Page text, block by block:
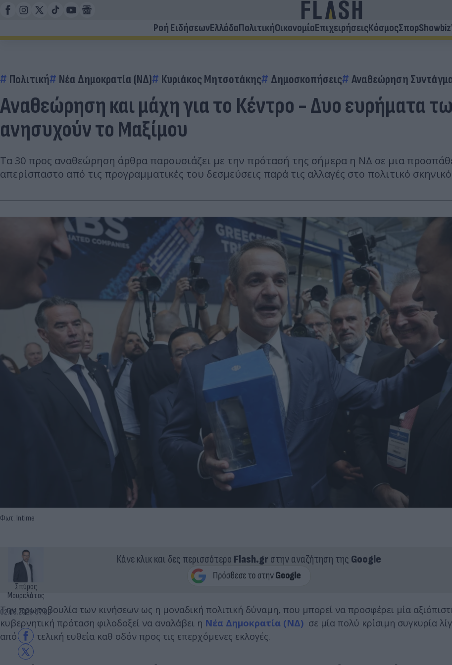
Ροή ΕιδήσεωνΕλλάδαΠολιτικήΟικονομίαΕπιχειρήσειςΚόσμοςΣπορShowbiz
Πολιτική Νέα Δημοκρατία (ΝΔ) Κυριάκος Μητσοτάκης Δημοσκοπήσεις Αναθεώρηση
Αναθεώρηση και μάχη για το Κέντρο - Δυο ευρήματα
ανησυχούν το Μαξίμου
Τα 30 προς αναθεώρηση άρθρα παρουσιάζει με την πρότασή της σήμερα η ΝΔ σε μια
απερίσπαστο από τις προγραμματικές του δεσμεύσεις παρά τις αλλαγές στο πολιτικό
Φωτ. Intime
Σπύρος
Μουρελάτος
02.06.2026 07:00
Κάνε κλικ και δες περισσότερο Flash.grστην αναζήτηση της Google
Την πρωτοβουλία των κινήσεων ως η μοναδική πολιτική δύναμη, που μπορεί να προσφέρει μία
κυβερνητική πρόταση φιλοδοξεί να αναλάβει η Νέα Δημοκρατία (ΝΔ) σε μία πολύ κρίσιμη συγκυρία
από την τελική ευθεία καθ οδόν προς τις επερχόμενες εκλογές.